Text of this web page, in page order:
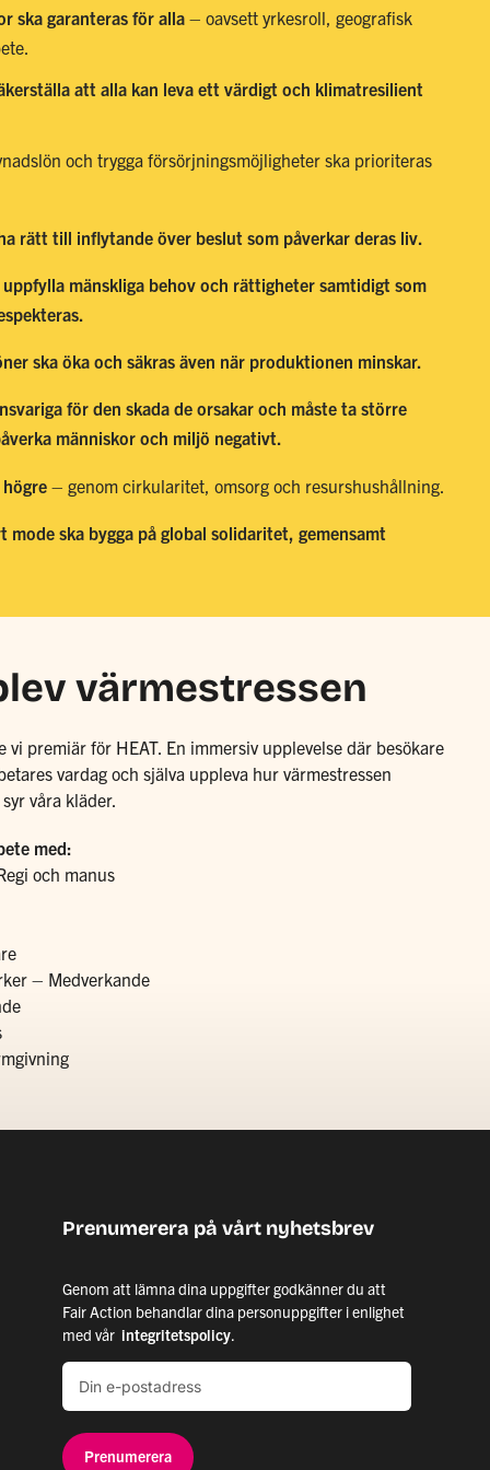
ska garanteras för alla– oavsett yrkesroll, geografisk
att alla kan leva ett värdigt och klimatresilient
och trygga försörjningsmöjligheter ska prioriteras
rätt till inflytande över beslut som påverkar deras liv.
mänskliga behov och rättigheter samtidigt som
ska öka och säkras även när produktionen minskar.
för den skada de orsakar och måste ta större
människor och miljö negativt.
– genom cirkularitet, omsorg och resurshushållning.
modeska byggapå global solidaritet, gemensamt
värmestressen
vi premiär för HEAT. En immersiv upplevelse där besökare
vardag och själva uppleva hur värmestressen
våra kläder.
med:
och manus
– Medverkande
Prenumerera på vårt nyhetsbrev
Genom att lämna dina uppgifter godkänner du att
Fair Action behandlar dina personuppgifter i enlighet
med vår integritetspolicy.